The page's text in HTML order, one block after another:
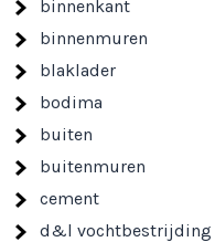
binnenkant
binnenmuren
blaklader
bodima
buiten
buitenmuren
cement
d&l vochtbestrijding